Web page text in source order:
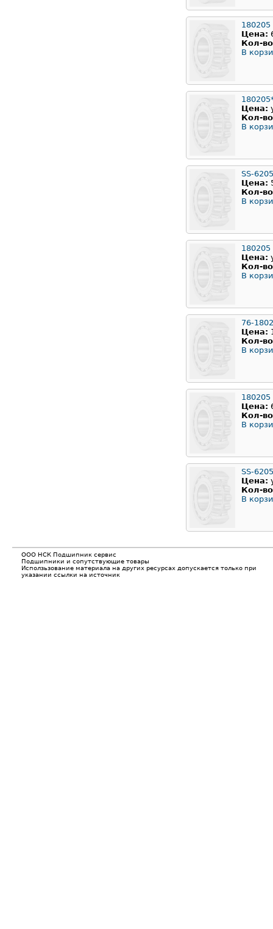
180205
Цена:
Кол-
В
Цена:
Кол-
В
SS-
Цена:
Кол-
В
180205
Цена:
Кол-
В
76-
Цена:
Кол-
В
180205
Цена:
Кол-
В
SS-
Цена:
Кол-
В
ООО НСК Подшипник сервис
Подшипники и сопутствующие товары
Исползьзование материала на других ресурсах допускается только при
указании ссылки на источник